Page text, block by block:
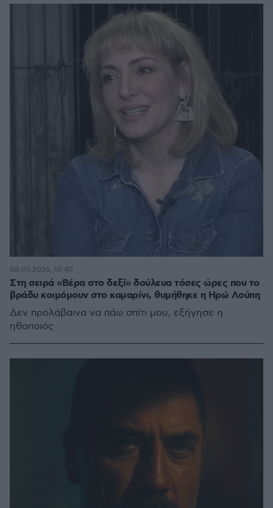
Στη σειρά «Βέρα στο δεξί» δούλευα τόσες ώρες που το
βράδυ κοιμόμουν στο καμαρίνι, θυμήθηκε η Ηρώ Λούπη
Δεν προλάβαινα να πάω σπίτι μου, εξήγησε η
ηθοποιός
08.05.2026, 18:40